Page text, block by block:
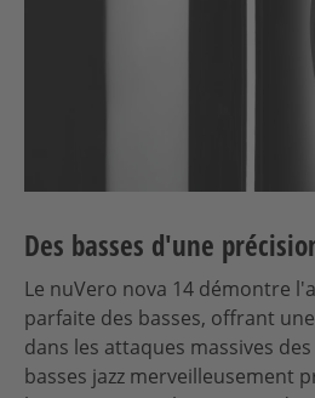
Des basses d'une
Le nuVero nova 14 démontre
parfaite des basses, offrant
dans les attaques massives
basses jazz merveilleusement